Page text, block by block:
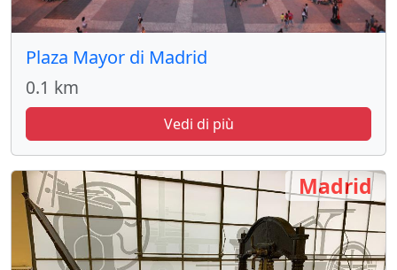
Plaza Mayor di Madrid
0.1 km
Vedi di più
Madrid